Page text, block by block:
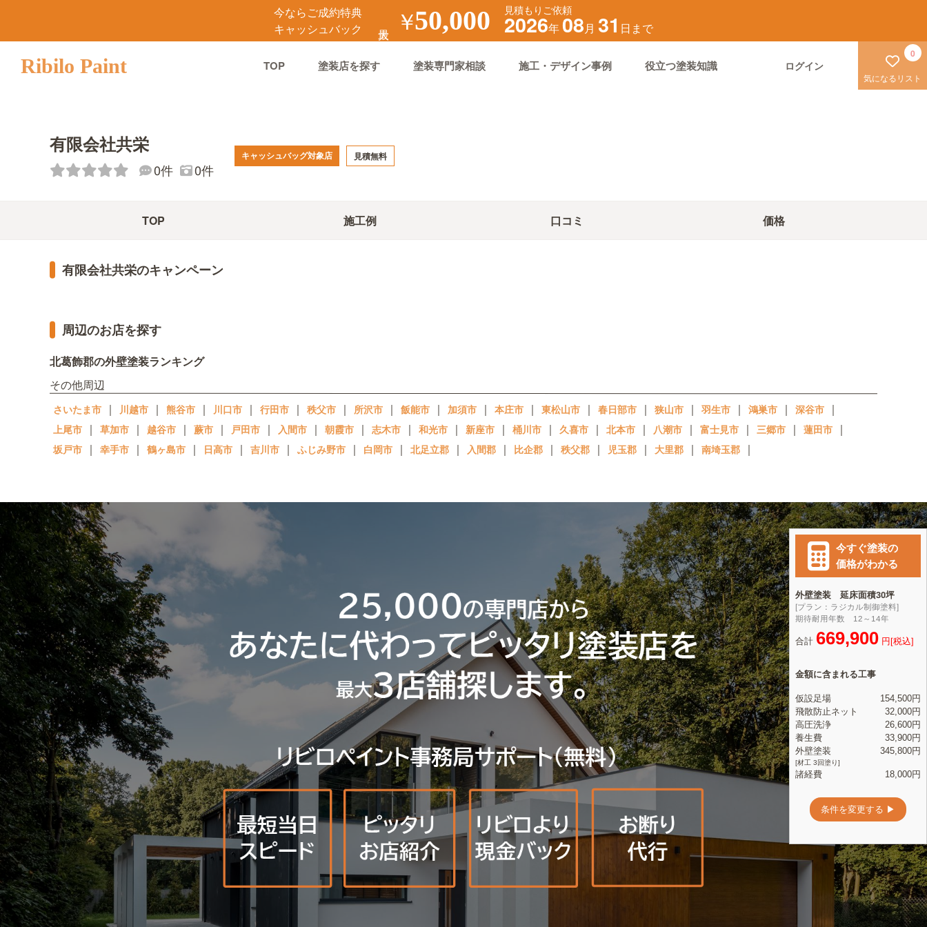
今ならご成約特典
キャッシュバック
￥50,000 見積もりご依頼
2026年08月 31 日まで
Ribilo Paint TOP 塗装店を探す 塗装専門家相談 施工・デザイン事例 役立つ塗装知識 ログイン
気になるリスト
0
有限会社共栄
0件 0件
キャッシュバッグ対象店 見積無料
TOP 施工例 口コミ 価格
有限会社共栄のキャンペーン
周辺のお店を探す
北葛飾郡の外壁塗装ランキング
その他周辺
さいたま市 ｜ 川越市 ｜ 熊谷市 ｜ 川口市 ｜ 行田市 ｜ 秩父市 ｜ 所沢市 ｜ 飯能市 ｜ 加須市 ｜ 本庄市 ｜ 東松山市 ｜ 春日部市 ｜ 狭山市 ｜ 羽生市 ｜ 鴻巣市 ｜ 深谷市 ｜
上尾市 ｜ 草加市 ｜ 越谷市 ｜ 蕨市 ｜ 戸田市 ｜ 入間市 ｜ 朝霞市 ｜ 志木市 ｜ 和光市 ｜ 新座市 ｜ 桶川市 ｜ 久喜市 ｜ 北本市 ｜ 八潮市 ｜ 富士見市 ｜ 三郷市 ｜ 蓮田市 ｜
坂戸市 ｜ 幸手市 ｜ 鶴ヶ島市 ｜ 日高市 ｜ 吉川市 ｜ ふじみ野市 ｜ 白岡市 ｜ 北足立郡 ｜ 入間郡 ｜ 比企郡 ｜ 秩父郡 ｜ 児玉郡 ｜ 大里郡 ｜ 南埼玉郡 ｜